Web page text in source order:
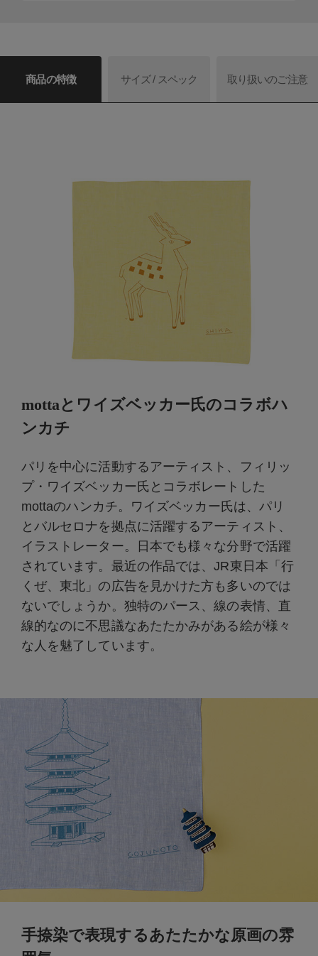
商品の特徴 サイズ / スペック 取り扱いのご注意
mottaとワイズベッカー氏のコラボハ
ンカチ
パリを中心に活動するアーティスト、フィリッ
プ・ワイズベッカー氏とコラボレートした
mottaのハンカチ。ワイズベッカー氏は、パリ
とバルセロナを拠点に活躍するアーティスト、
イラストレーター。日本でも様々な分野で活躍
されています。最近の作品では、JR東日本「行
くぜ、東北」の広告を見かけた方も多いのでは
ないでしょうか。独特のパース、線の表情、直
線的なのに不思議なあたたかみがある絵が様々
な人を魅了しています。
手捺染で表現するあたたかな原画の雰